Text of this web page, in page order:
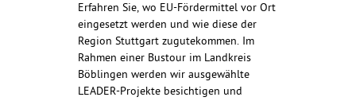
Erfahren Sie, wo EU-Fördermittel vor Ort
eingesetzt werden und wie diese der
Region Stuttgart zugutekommen. Im
Rahmen einer Bustour im Landkreis
Böblingen werden wir ausgewählte
LEADER-Projekte besichtigen und